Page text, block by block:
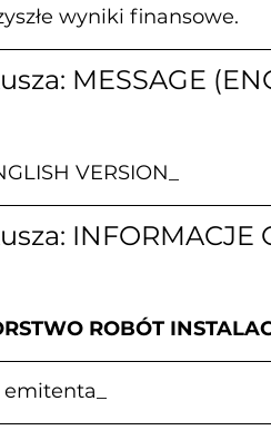
wyniki finansowe.
MESSAGE
VERSION_
INFORMACJE
ROBÓT
emitenta_